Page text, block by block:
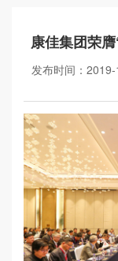
康佳集团荣
发布时间：